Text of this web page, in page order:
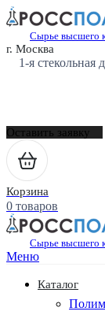
Сырье высшего
г. Москва
1-я стекольная
Оставить заявку
Корзина
0 товаров
Сырье высшего
Меню
Каталог